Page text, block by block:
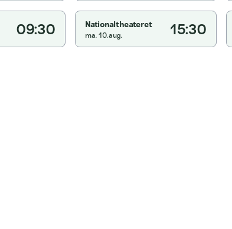
09:30 Nationaltheateret
ma. 10.aug. 15:30